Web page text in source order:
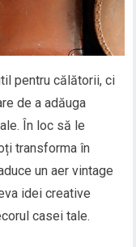
pentru călătorii, ci
de a adăuga
În loc să le
transforma în
un aer vintage
idei creative
casei tale.